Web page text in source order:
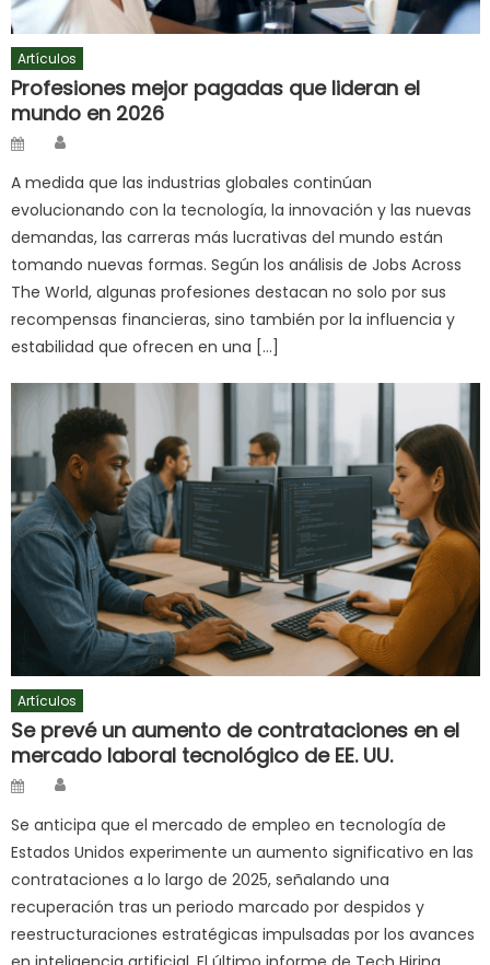
Artículos
Profesiones mejor pagadas que lideran el
mundo en 2026
Posted
A medida que las industrias globales continúan
evolucionando con la tecnología, la innovación y las nuevas
demandas, las carreras más lucrativas del mundo están
tomando nuevas formas. Según los análisis de Jobs Across
The World, algunas profesiones destacan no solo por sus
recompensas financieras, sino también por la influencia y
estabilidad que ofrecen en una […]
Artículos
Se prevé un aumento de contrataciones en el
mercado laboral tecnológico de EE. UU.
Posted
Se anticipa que el mercado de empleo en tecnología de
Estados Unidos experimente un aumento significativo en las
contrataciones a lo largo de 2025, señalando una
recuperación tras un periodo marcado por despidos y
reestructuraciones estratégicas impulsadas por los avances